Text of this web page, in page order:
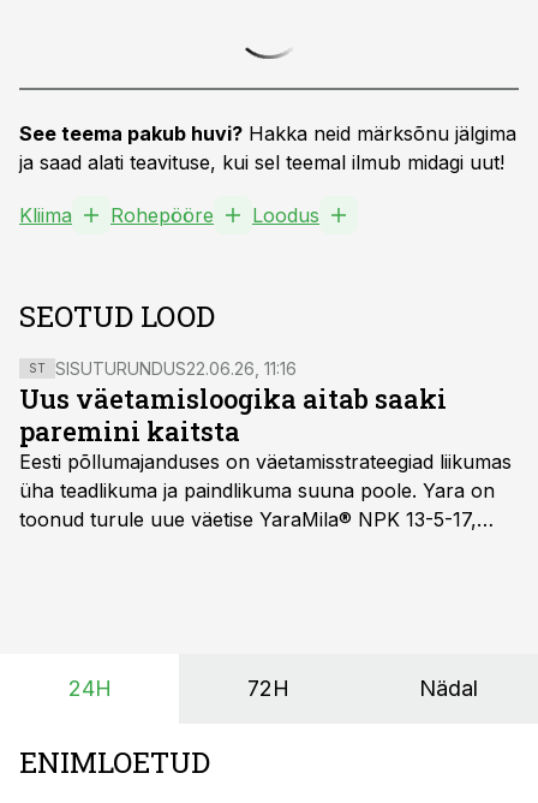
See teema pakub huvi? Hakka neid märksõnu jälgima
ja saad alati teavituse, kui sel teemal ilmub midagi uut!
Kliima Rohepööre Loodus
SEOTUD LOOD
ST SISUTURUNDUS22.06.26, 11:16
Uus väetamisloogika aitab saaki
paremini kaitsta
Eesti põllumajanduses on väetamisstrateegiad liikumas
üha teadlikuma ja paindlikuma suuna poole. Yara on
toonud turule uue väetise YaraMila® NPK 13-5-17,
24H 72H Nädal
ENIMLOETUD